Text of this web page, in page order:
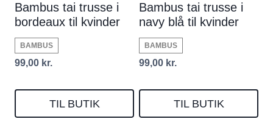
Bambus tai trusse i
bordeaux til kvinder
BAMBUS
99,00 kr.
TIL BUTIK
Bambus tai trusse i
navy blå til kvinder
BAMBUS
99,00 kr.
TIL BUTIK